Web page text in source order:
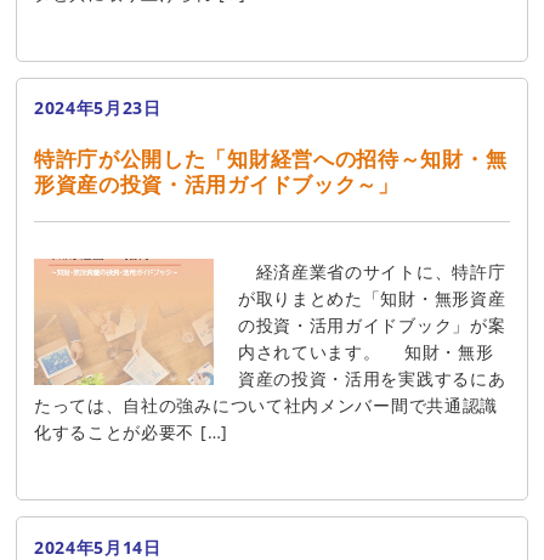
2024年5月23日
特許庁が公開した「知財経営への招待～知財・無
形資産の投資・活用ガイドブック～」
経済産業省のサイトに、特許庁
が取りまとめた「知財・無形資産
の投資・活用ガイドブック」が案
内されています。 知財・無形
資産の投資・活用を実践するにあ
たっては、自社の強みについて社内メンバー間で共通認識
化することが必要不 […]
2024年5月14日